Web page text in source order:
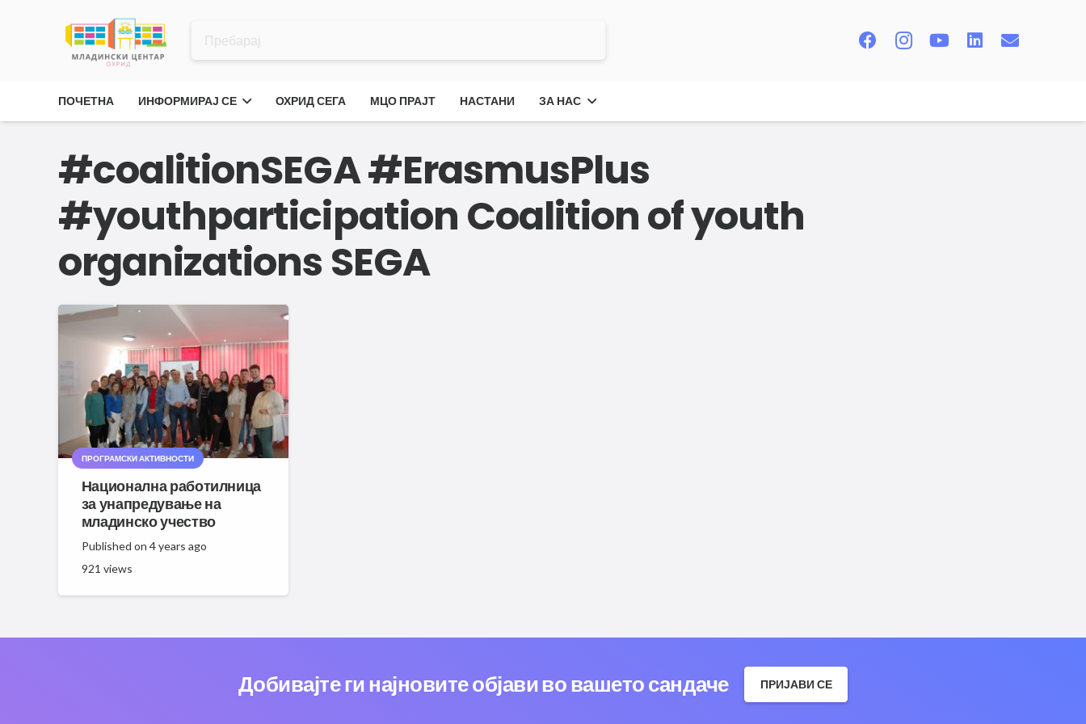
ПОЧЕТНА ИНФОРМИРАЈ СЕ ОХРИД СЕГА МЦО ПРАЈТ НАСТАНИ ЗА НАС
#coalitionSEGA #ErasmusPlus
#youthparticipation Coalition of youth
organizations SEGA
ПРОГРАМСКИ АКТИВНОСТИ
Национална работилница
за унапредување на
младинско учество
Published on 4 years ago
921 views
Добивајте ги најновите објави во вашето сандаче ПРИЈАВИ СЕ